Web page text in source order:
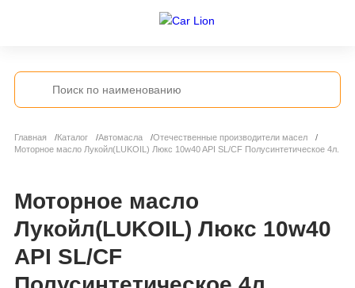
Главная Каталог Автомасла
Отечественные производители масел
Моторное масло Лукойл(LUKOIL) Люкс 10w40 API SL/CF Полусинтетическое 4л.
Моторное масло
Лукойл(LUKOIL) Люкс 10w40
API SL/CF